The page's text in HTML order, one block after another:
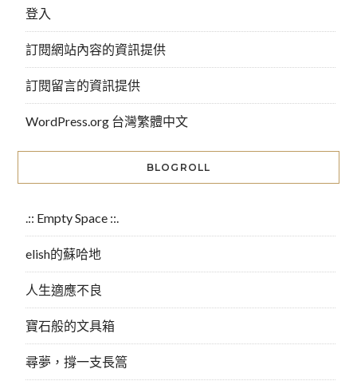
登入
訂閱網站內容的資訊提供
訂閱留言的資訊提供
WordPress.org 台灣繁體中文
BLOGROLL
.:: Empty Space ::.
elish的蘇哈地
人生適應不良
寶石般的文具箱
尋夢，撐一支長篙